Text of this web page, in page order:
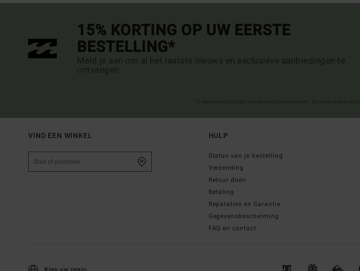
15% KORTING OP UW EERSTE
BESTELLING*
Meld je aan om al het laatste nieuws en exclusieve aanbiedingen te
ontvangen.
VIND EEN WINKEL HULP
Status van je bestelling
Verzending
Retour doen
Betaling
Reparaties en Garantie
Gegevensbescherming
FAQ en contact